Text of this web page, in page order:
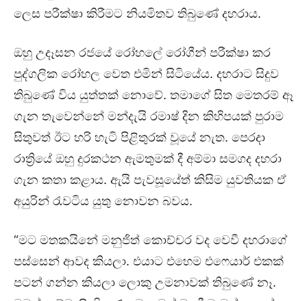
ලෙස පරීක්ෂා කිරීමට නියමිතව තිබුණේ දහරාය.
ඔහු උදෑසන රජයේ රෝහලේ රෝගීන් පරීක්ෂා කර
පුද්ගලික රෝහල වෙත එමින් සිටියේය. දහරාට සිදුව
තිබුණේ විය යුත්තක් නොවේ. තමාගේ සිත මෙතරම් ඈ
ගැන තැවෙන්නේ මන්දැයි රමාෂ් දින කිහිපයක් පුරාම
සිතුවත් ඊට හරි හැටි පිළිතුරක් වූයේ නැත. පෙරදා
රාත්‍රියේ ඔහු දුරකථන ඇමතුමක් දී අම්මා සමගද දහරා
ගැන කතා කළාය. ඇයි පැවසූයේත් කිසිම යුවතියක ඒ
අයුරින් රැවටිය යුතු නොවන බවය.
“මට මතකයිනේ මනුජිත් කොච්චර වද වෙවී දහරාගේ
පස්සෙන් ආවද කියලා. එයාට එහෙම එෆෙයාර් එකක්
පටන් ගන්න කියලා ලොකු උමනාවක් තිබුණේ නෑ.